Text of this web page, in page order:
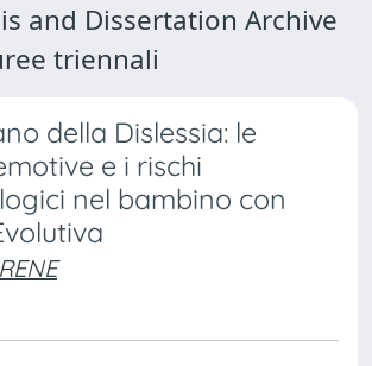
and Dissertation Archive
triennali
della Dislessia: le
e i rischi
nel bambino con